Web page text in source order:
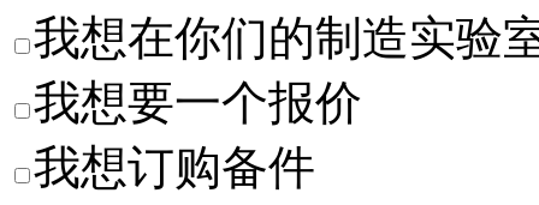
我想在你们的制造实验
我想要一个报价
我想订购备件